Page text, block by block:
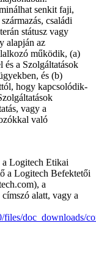
senkit faji,
családi
státusz vagy
alapján az
működik, (a)
és a Szolgáltatások
és (b)
hogy kapcsolódik-
vagy a
való
Logitech Etikai
a Logitech Befektetői
a
alatt, vagy a
files/doc_downloads/